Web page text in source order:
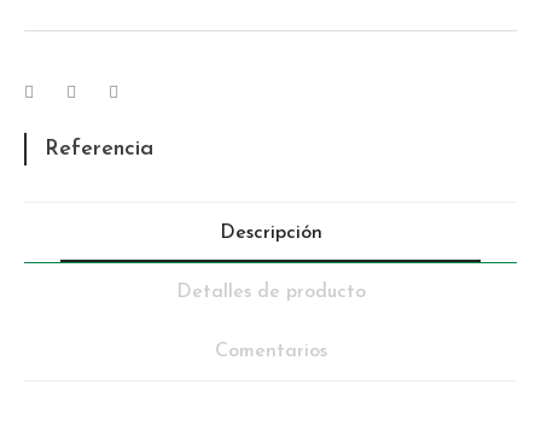
Referencia
Descripción
Detalles de producto
Comentarios